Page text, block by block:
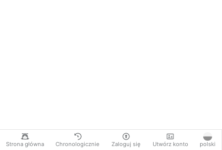
Strona główna Chronologicznie Zaloguj się Utwórz konto polski